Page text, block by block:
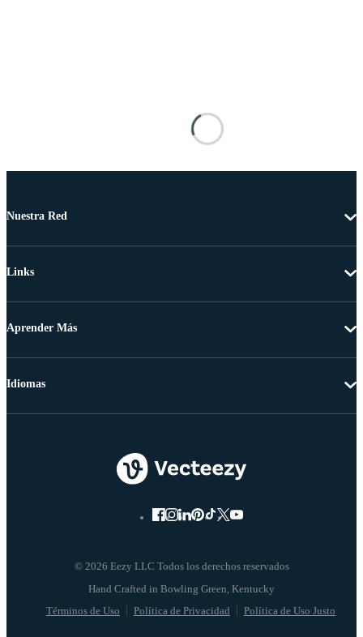
Nuestra Red
Links
Aprender Más
© 2026 Eezy LLC Todos los derechos reservados
Términos de Uso Política de Privacidad Política de Uso Justo
Idiomas